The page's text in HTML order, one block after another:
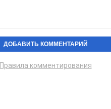
Правила комментирования